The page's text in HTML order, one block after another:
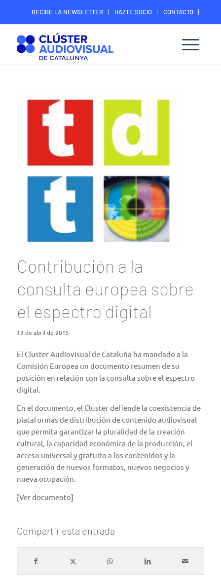
RECIBE LA NEWSLETTER HAZTE SOCIO
CONTACTO
ÁREA DIGITAL SOCIOS
Contribución a la
consulta europea sobre
el espectro digital
13 de abril de 2015
El Cluster Audiovisual de Cataluña ha mandado a la
Comisión Europea un documento resumen de su
posición en relación con la consulta sobre el espectro
digital.
En el documento, el Cluster defiende la coexistencia de
plataformas de distribución de contenido audiovisual
que permita garantizar la pluralidad de la creación
cultural, la capacidad económica de la producción, el
acceso universal y gratuito a los contenidos y la
generación de nuevos formatos, nuevos negocios y
nueva ocupación.
[Ver documento]
Compartir esta entrada